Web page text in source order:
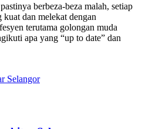
berbeza-beza malah, setiap
dan melekat dengan
terutama golongan muda
apa yang “up to date” dan